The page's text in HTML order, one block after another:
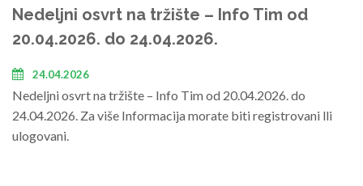
Nedeljni osvrt na tržište – Info Tim od
20.04.2026. do 24.04.2026.
24.04.2026
Nedeljni osvrt na tržište – Info Tim od 20.04.2026. do
24.04.2026. Za više Informacija morate biti registrovani lli
ulogovani.